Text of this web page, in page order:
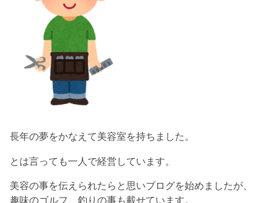
長年の夢をかなえて美容室を持ちました。
とは言っても一人で経営しています。
美容の事を伝えられたらと思いブログを始めましたが、
趣味のゴルフ、釣りの事も載せています。